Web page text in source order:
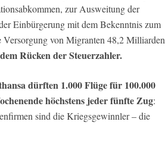
zur Ausweitung der
Einbürgerung mit dem Bekenntnis zum
von Migranten 48,2 Milliarden
Rücken der Steuerzahler.
dürften 1.000 Flüge für 100.000
höchstens jeder fünfte Zug:
sind die Kriegsgewinnler – die